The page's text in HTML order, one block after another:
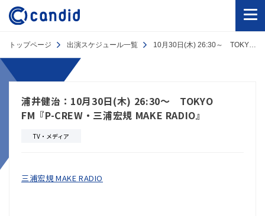
トップページ 出演スケジュール一覧 10月30日(木) 26:30～ TOKYO FM『P-CREW・三浦宏規 MAKE RADIO』
浦井健治：10月30日(木) 26:30～ TOKYO
FM『P-CREW・三浦宏規 MAKE RADIO』
TV・メディア
三浦宏規 MAKE RADIO